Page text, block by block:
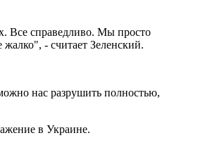
Все справедливо. Мы просто
- считает Зеленский.
нас разрушить полностью,
в Украине.